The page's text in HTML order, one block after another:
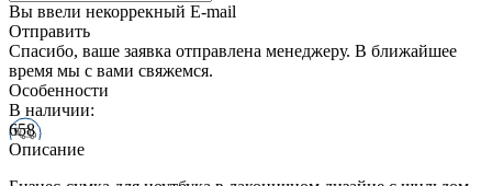
Вы ввели некоррекный E-mail
Отправить
Спасибо, ваше заявка отправлена менеджеру. В ближайшее
время мы с вами свяжемся.
Особенности
В наличии:
658
Описание